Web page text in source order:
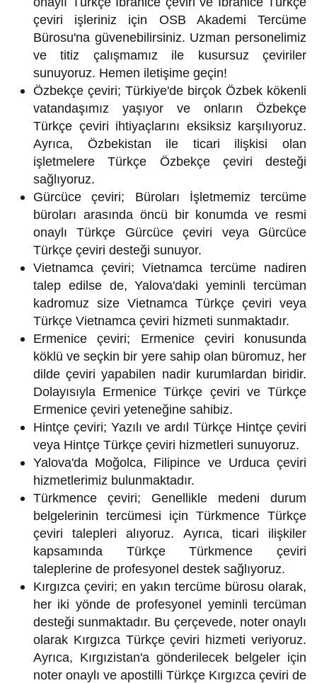
çeviri işleriniz için OSB Akademi Tercüme
Bürosu'na güvenebilirsiniz. Uzman personelimiz
ve titiz çalışmamız ile kusursuz çeviriler
sunuyoruz. Hemen iletişime geçin!
Özbekçe çeviri; Türkiye'de birçok Özbek kökenli
vatandaşımız yaşıyor ve onların Özbekçe
Türkçe çeviri ihtiyaçlarını eksiksiz karşılıyoruz.
Ayrıca, Özbekistan ile ticari ilişkisi olan
işletmelere Türkçe Özbekçe çeviri desteği
sağlıyoruz.
Gürcüce çeviri; Büroları İşletmemiz tercüme
büroları arasında öncü bir konumda ve resmi
onaylı Türkçe Gürcüce çeviri veya Gürcüce
Türkçe çeviri desteği sunuyor.
Vietnamca çeviri; Vietnamca tercüme nadiren
talep edilse de, Yalova'daki yeminli tercüman
kadromuz size Vietnamca Türkçe çeviri veya
Türkçe Vietnamca çeviri hizmeti sunmaktadır.
Ermenice çeviri; Ermenice çeviri konusunda
köklü ve seçkin bir yere sahip olan büromuz, her
dilde çeviri yapabilen nadir kurumlardan biridir.
Dolayısıyla Ermenice Türkçe çeviri ve Türkçe
Ermenice çeviri yeteneğine sahibiz.
Hintçe çeviri; Yazılı ve ardıl Türkçe Hintçe çeviri
veya Hintçe Türkçe çeviri hizmetleri sunuyoruz.
Yalova'da Moğolca, Filipince ve Urduca çeviri
hizmetlerimiz bulunmaktadır.
Türkmence çeviri; Genellikle medeni durum
belgelerinin tercümesi için Türkmence Türkçe
çeviri talepleri alıyoruz. Ayrıca, ticari ilişkiler
kapsamında Türkçe Türkmence çeviri
taleplerine de profesyonel destek sağlıyoruz.
Kırgızca çeviri; en yakın tercüme bürosu olarak,
her iki yönde de profesyonel yeminli tercüman
desteği sunmaktadır. Bu çerçevede, noter onaylı
olarak Kırgızca Türkçe çeviri hizmeti veriyoruz.
Ayrıca, Kırgızistan'a gönderilecek belgeler için
noter onaylı ve apostilli Türkçe Kırgızca çeviri de